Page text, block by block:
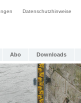
Datenschutzhinweise
Abo Downloads